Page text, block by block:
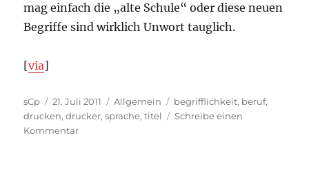
mag einfach die „alte Schule“ oder diese neuen
Begriffe sind wirklich Unwort tauglich.
[via]
Autor
sCp
Veröffentlicht
am
21. Juli 2011 Kategorien
Allgemein Schlagwörter
begrifflichkeit, beruf,
drucken,drucker,sprache,titel
Schreibe einen
Kommentarzu